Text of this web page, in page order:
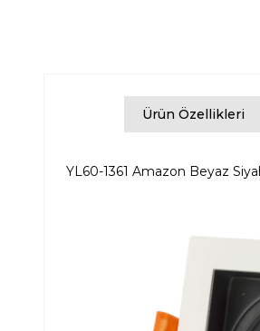
Ürün Özellikleri
YL60-1361 Amazon Beyaz